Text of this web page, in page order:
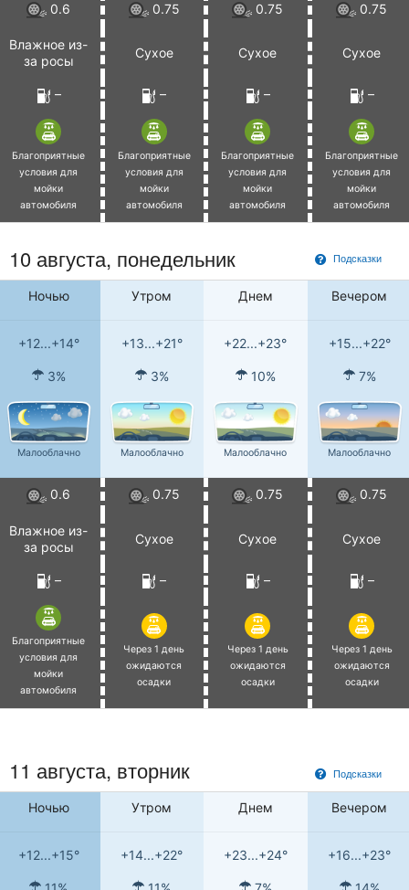
0.6 0.75 0.75 0.75
Влажное из-
за росы
Сухое Сухое Сухое
– – – –
Благоприятные
условия для
мойки
автомобиля
Благоприятные
условия для
мойки
автомобиля
Благоприятные
условия для
мойки
автомобиля
Благоприятные
условия для
мойки
автомобиля
Подсказки
10 августа, понедельник
Ночью Утром Днем Вечером
+12...+14° +13...+21° +22...+23° +15...+22°
3% 3% 10% 7%
Малооблачно Малооблачно Малооблачно Малооблачно
0.6 0.75 0.75 0.75
Влажное из-
за росы
Сухое Сухое Сухое
– – – –
Благоприятные
условия для
мойки
автомобиля
Через 1 день
ожидаются
осадки
Через 1 день
ожидаются
осадки
Через 1 день
ожидаются
осадки
Подсказки
11 августа, вторник
Ночью Утром Днем Вечером
+12...+15° +14...+22° +23...+24° +16...+23°